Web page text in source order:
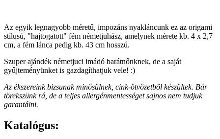
Az egyik legnagyobb méretű, impozáns nyakláncunk ez az origami
stílusú, "hajtogatott" fém németjuhász, amelynek mérete kb. 4 x 2,7
cm, a fém lánca pedig kb. 43 cm hosszú.
Szuper ajándék németjuci imádó barátnőnknek, de a saját
gyűjteményünket is gazdagíthatjuk vele! :)
Az ékszereink bizsunak minősülnek, cink-ötvözetből készültek. Bár
törekszünk rá, de a teljes allergénmentességet sajnos nem tudjuk
garantálni.
Katalógus: